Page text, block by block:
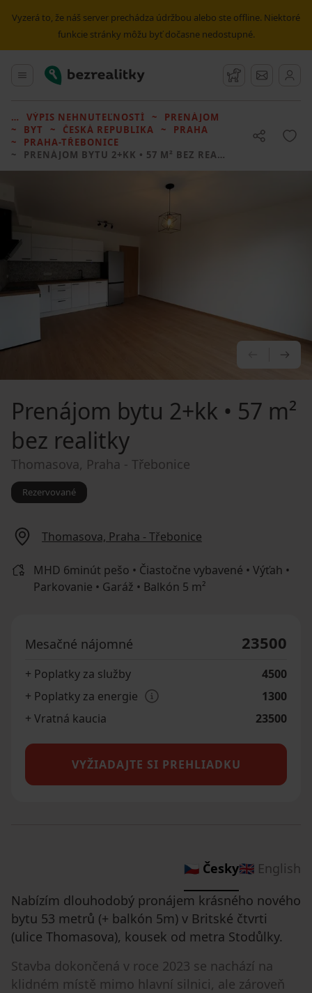
Vyzerá to, že náš server prechádza údržbou alebo ste offline. Niektoré
funkcie stránky môžu byť dočasne nedostupné.
Hlavné menu
Bezrealitky Strážny pes
Správy
VÝPIS NEHNUTEĽNOSTÍ
PRENÁJOM
BYT
ČESKÁ REPUBLIKA
PRAHA
PRAHA-TŘEBONICE
PRENÁJOM BYTU 2+KK • 57 M² BEZ REALITKY
Prenájom bytu 2+kk • 57 m²
bez realitky
Thomasova, Praha - Třebonice
Rezervované
Thomasova, Praha - Třebonice
MHD 6minút pešo • Čiastočne vybavené • Výťah •
Parkovanie • Garáž • Balkón 5 m²
Mesačné nájomné 23500
+ Poplatky za služby
4500
+ Poplatky za energie
1300
+ Vratná kaucia
23500
VYŽIADAJTE SI PREHLIADKU
🇨🇿 Česky🇬🇧 English
Nabízím dlouhodobý pronájem krásného nového
bytu 53 metrů (+ balkón 5m) v Britské čtvrti
(ulice Thomasova), kousek od metra Stodůlky.
Stavba dokončená v roce 2023 se nachází na
klidném místě mimo hlavní silnici, ale zároveň